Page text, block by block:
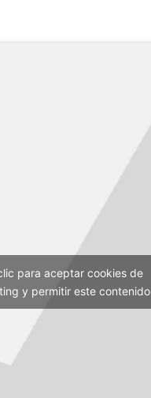
para aceptar cookies de
y permitir este contenido